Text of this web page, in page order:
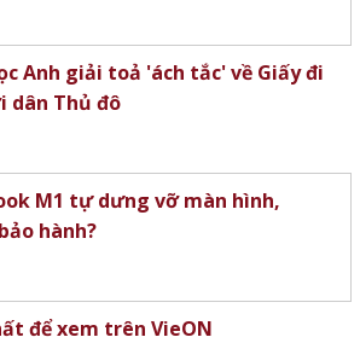
Anh giải toả 'ách tắc' về Giấy đi
dân Thủ đô
M1 tự dưng vỡ màn hình,
hành?
để xem trên VieON